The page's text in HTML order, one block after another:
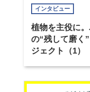
インタビュー
植物を主役に
の“残して磨く
ジェクト（1）